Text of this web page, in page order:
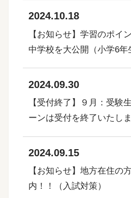
2024.10.18
【お知らせ】学習のポイ
中学校を大公開（小学6年
2024.09.30
【受付終了】９月：受験
ーンは受付を終了いたし
2024.09.15
【お知らせ】地方在住の
内！！（入試対策）